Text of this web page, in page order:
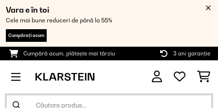
Vara e în toi
Cele mai bune reduceri de până la 55%
Cumpărați acum
Cumpără acum, plătește mai târziu 3 ani garanție